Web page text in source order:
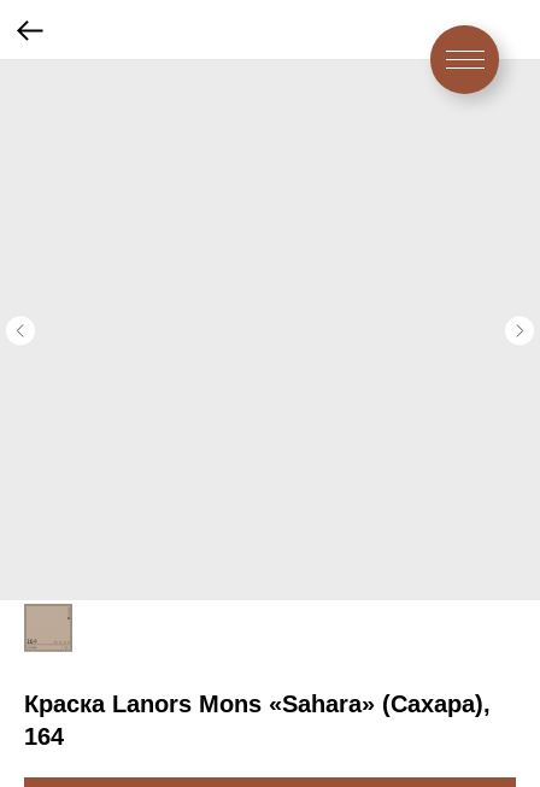
Краска Lanors Mons «Sahara» (Сахара),
164